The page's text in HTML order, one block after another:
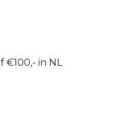
€100,- in NL